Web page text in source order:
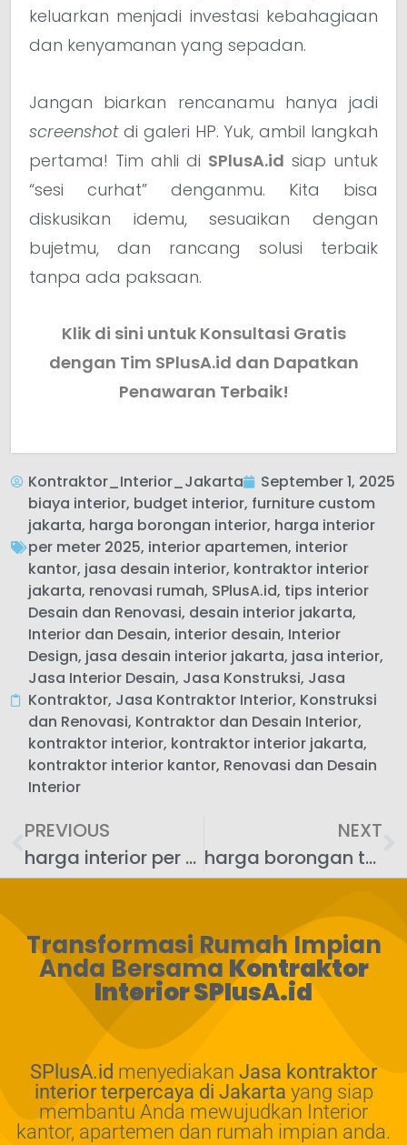
keluarkan menjadi investasi kebahagiaan
dan kenyamanan yang sepadan.
Jangan biarkan rencanamu hanya jadi
screenshotdi galeri HP. Yuk, ambil langkah
pertama! Tim ahli di SPlusA.id siap untuk
“sesi curhat” denganmu. Kita bisa
diskusikan idemu, sesuaikan dengan
bujetmu, dan rancang solusi terbaik
tanpa ada paksaan.
Klik di sini untuk Konsultasi Gratis
dengan Tim SPlusA.id dan Dapatkan
Penawaran Terbaik!
Kontraktor_Interior_Jakarta
September 1, 2025
biaya interior, budget interior, furniture custom
jakarta, harga borongan interior, harga interior
per meter 2025, interior apartemen, interior
kantor, jasa desain interior, kontraktor interior
jakarta, renovasi rumah, SPlusA.id, tips interior
Desain dan Renovasi, desain interior jakarta,
Interior dan Desain, interior desain, Interior
Design, jasa desain interior jakarta, jasa interior,
Jasa Interior Desain, Jasa Konstruksi, Jasa
Kontraktor, Jasa Kontraktor Interior, Konstruksi
dan Renovasi, Kontraktor dan Desain Interior,
kontraktor interior, kontraktor interior jakarta,
kontraktor interior kantor, Renovasi dan Desain
Interior
PREVIOUS
harga interior per m2 2025
NEXT
harga borongan tenaga interior per meter
Transformasi Rumah Impian
Anda Bersama Kontraktor
Interior SPlusA.id
SPlusA.id menyediakan Jasa kontraktor
interior terpercaya di Jakarta yang siap
membantu Anda mewujudkan Interior
kantor, apartemen dan rumah impian anda.